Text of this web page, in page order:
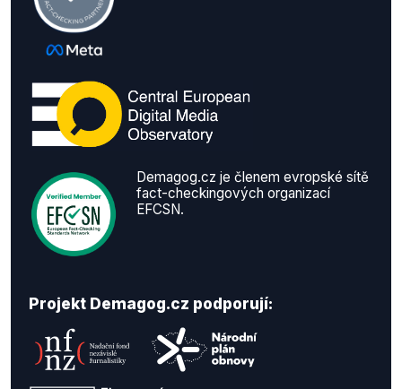
Demagog.cz je členem evropské sítě
fact-checkingových organizací
EFCSN.
Projekt Demagog.cz podporují: